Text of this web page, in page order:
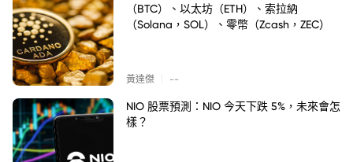
（BTC）、以太坊（ETH）、索拉納
（Solana，SOL）、零幣（Zcash，ZEC）
黃達傑 --
NIO 股票預測：NIO 今天下跌 5%，未來會怎
樣？